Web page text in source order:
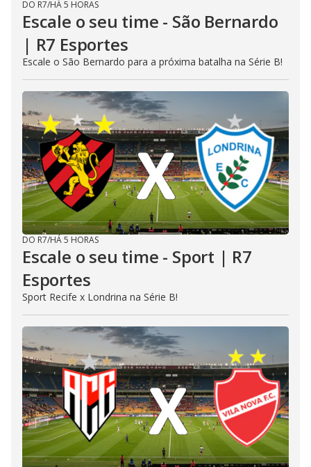
DO R7/HÁ 5 HORAS
Escale o seu time - São Bernardo
| R7 Esportes
Escale o São Bernardo para a próxima batalha na Série B!
DO R7/HÁ 5 HORAS
Escale o seu time - Sport | R7
Esportes
Sport Recife x Londrina na Série B!